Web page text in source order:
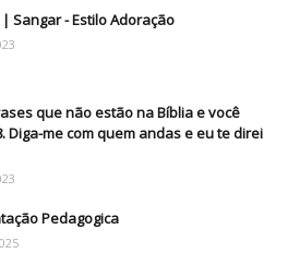
Sangar - Estilo Adoração
que não estão na Bíblia e você
Diga-me com quem andas e eu te direi
Pedagogica